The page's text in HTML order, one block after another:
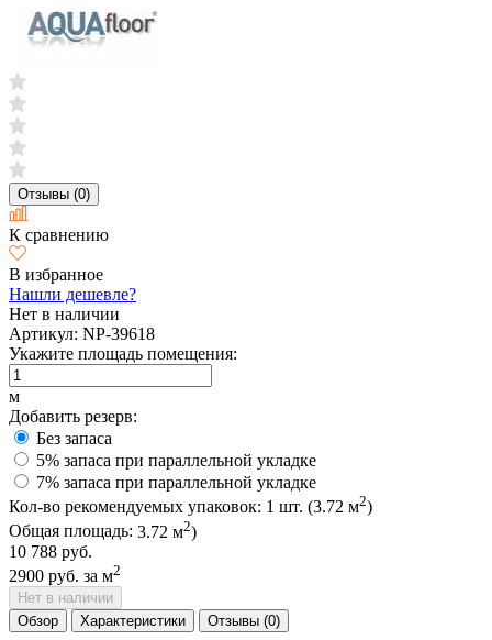
Отзывы (0)
К сравнению
В избранное
Нашли дешевле?
Нет в наличии
Артикул: NP-39618
Укажите площадь помещения:
м
Добавить резерв:
Без запаса
5% запаса при параллельной укладке
7% запаса при параллельной укладке
Кол-во рекомендуемых упаковок: 1 шт. (3.72 м2)
Общая площадь: 3.72 м2)
10 788 руб.
2900 руб. за м2
Нет в наличии
Обзор
Характеристики Отзывы (0)